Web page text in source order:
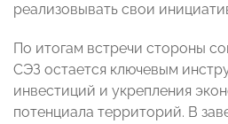
реализовывать свои
По итогам встречи стороны
СЭЗ остается ключевым
инвестиций и укрепления
потенциала территорий. В